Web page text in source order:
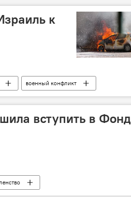
к
военный конфликт
палестинского конфликта
вступить в Фонд